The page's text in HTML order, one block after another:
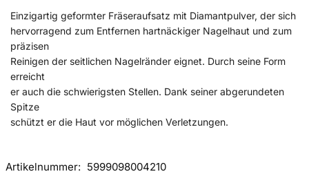
Einzigartig geformter Fräseraufsatz mit Diamantpulver, der sich
hervorragend zum Entfernen hartnäckiger Nagelhaut und zum
präzisen
Reinigen der seitlichen Nagelränder eignet. Durch seine Form
erreicht
er auch die schwierigsten Stellen. Dank seiner abgerundeten
Spitze
schützt er die Haut vor möglichen Verletzungen.
Artikelnummer: 5999098004210